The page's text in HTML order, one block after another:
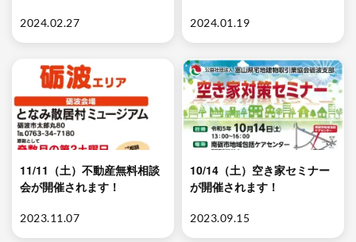
2024.02.27 2024.01.19
11/11（土）不動産無料相談
会が開催されます！
2023.11.07
10/14（土）空き家セミナー
が開催されます！
2023.09.15